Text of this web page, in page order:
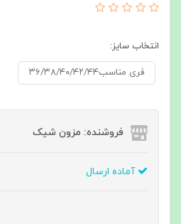
انتخاب سایز:
فری مناسب۳۶/۳۸/۴۰/۴۲/۴۴
فروشنده: مزون شیک
آماده ارسال